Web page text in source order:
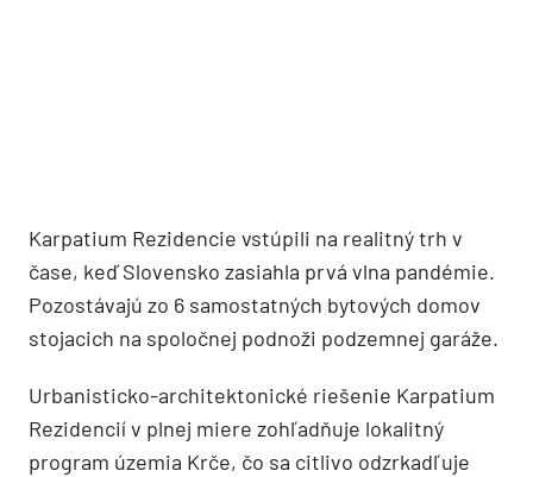
Karpatium Rezidencie vstúpili na realitný trh v
čase, keď Slovensko zasiahla prvá vlna pandémie.
Pozostávajú zo 6 samostatných bytových domov
stojacich na spoločnej podnoži podzemnej garáže.
Urbanisticko-architektonické riešenie Karpatium
Rezidencií v plnej miere zohľadňuje lokalitný
program územia Krče, čo sa citlivo odzrkadľuje